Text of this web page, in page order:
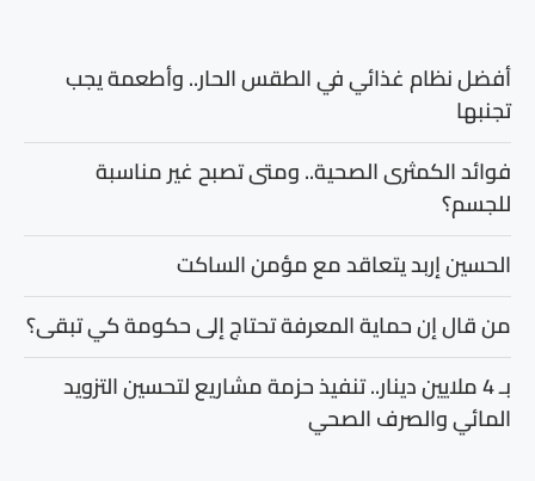
أفضل نظام غذائي في الطقس الحار.. وأطعمة يجب
تجنبها
فوائد الكمثرى الصحية.. ومتى تصبح غير مناسبة
للجسم؟
الحسين إربد يتعاقد مع مؤمن الساكت
من قال إن حماية المعرفة تحتاج إلى حكومة كي تبقى؟
بـ 4 ملايين دينار.. تنفيذ حزمة مشاريع لتحسين التزويد
المائي والصرف الصحي